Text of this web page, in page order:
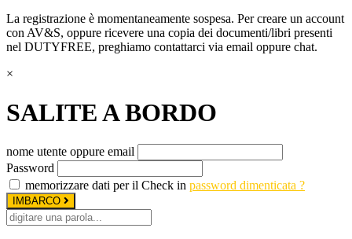
La registrazione è momentaneamente sospesa. Per creare un account
con AV&S, oppure ricevere una copia dei documenti/libri presenti
nel DUTYFREE, preghiamo contattarci via email oppure chat.
×
SALITE A BORDO
nome utente oppure email
Password
memorizzare dati per il Check in password dimenticata ?
IMBARCO